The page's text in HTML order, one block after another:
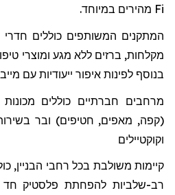
Fi מהירים במיוחד.
המתקנים המשותפים כוללים
מקלחות, ברזים ללא מגע ומוצרי
בנוסף לפינות איפור ייעודיות עם
מרחבים חברתיים כוללים
(קפה, מאפים, חטיפים) ובר
וקוקטיילים
קיימות משולבת בכל רחבי הבניין,
רב-שלביות להפחתת פלסטיק חד